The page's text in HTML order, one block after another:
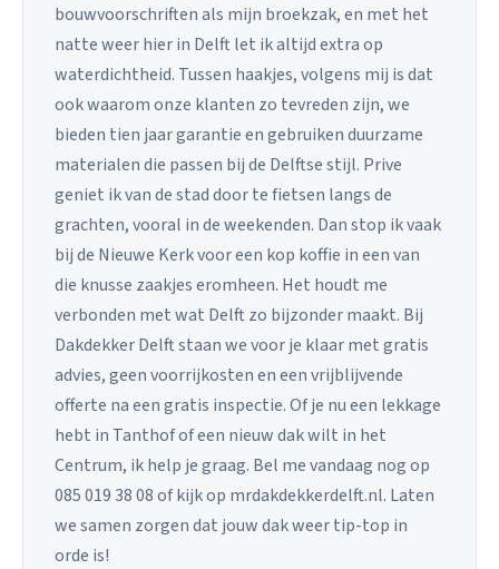
bouwvoorschriften als mijn broekzak, en met het
natte weer hier in Delft let ik altijd extra op
waterdichtheid. Tussen haakjes, volgens mij is dat
ook waarom onze klanten zo tevreden zijn, we
bieden tien jaar garantie en gebruiken duurzame
materialen die passen bij de Delftse stijl. Prive
geniet ik van de stad door te fietsen langs de
grachten, vooral in de weekenden. Dan stop ik vaak
bij de Nieuwe Kerk voor een kop koffie in een van
die knusse zaakjes eromheen. Het houdt me
verbonden met wat Delft zo bijzonder maakt. Bij
Dakdekker Delft staan we voor je klaar met gratis
advies, geen voorrijkosten en een vrijblijvende
offerte na een gratis inspectie. Of je nu een lekkage
hebt in Tanthof of een nieuw dak wilt in het
Centrum, ik help je graag. Bel me vandaag nog op
085 019 38 08 of kijk op mrdakdekkerdelft.nl. Laten
we samen zorgen dat jouw dak weer tip-top in
orde is!